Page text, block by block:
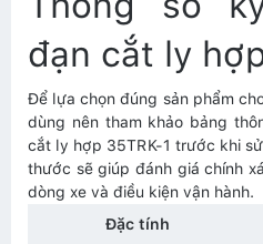
đạn cắt ly
Để lựa chọn đúng sản phẩm
dùng nên tham khảo bảng
cắt ly hợp 35TRK-1 trước khi
thước sẽ giúp đánh giá chính
dòng xe và điều kiện vận hành.
Đặc tính